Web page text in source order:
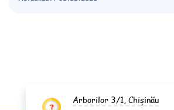
Arborilor 3/1, Chișinău